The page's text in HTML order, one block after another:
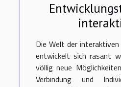
Die Welt der interaktiven
entwickelt sich rasant
völlig neue
Verbindung und